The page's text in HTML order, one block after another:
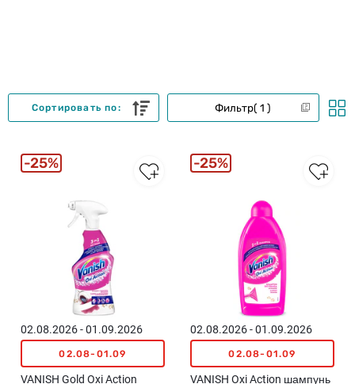
Фильтр 1
Сортировать по:
02.08.2026 - 01.09.2026
02.08-01.09
VANISH Gold Oxi Action
25%
02.08.2026 - 01.09.2026
02.08-01.09
VANISH Oxi Action шампунь
25%